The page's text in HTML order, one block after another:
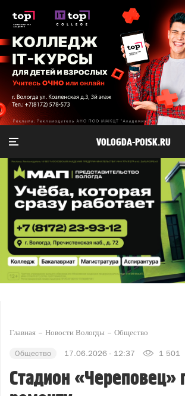
VOLOGDA-POISK.RU
Главная Новости Вологды Общество
Общество 17.06.2026 - 12:37 1 501
Стадион «Череповец»